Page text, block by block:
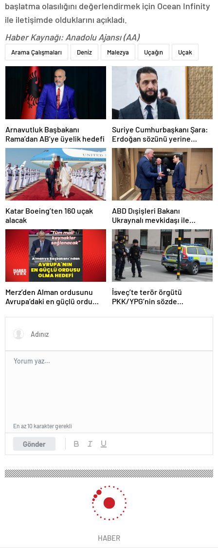
başlatma olasılığını değerlendirmek için Ocean Infinity
ile iletişimde olduklarını açıkladı.
Haber Kaynağı: Anadolu Ajansı (AA)
Arama Çalışmaları Deniz Malezya Uçağın Uçak
Arnavutluk Başbakanı
Rama’dan AB’ye üyelik hedefi
Suriye Cumhurbaşkanı Şara:
Erdoğan sözünü yerine
getirdi. Trump’a da çok
teşekkür ederim
Katar Boeing’ten 160 uçak
alacak
ABD Dışişleri Bakanı
Ukraynalı mevkidaşı ile
görüştü
Merz’den Alman ordusunu
Avrupa’daki en güçlü ordu
İsveç’te terör örgütü
PKK/YPG’nin sözde
Gönder
En az 10 karakter gerekli
HABER